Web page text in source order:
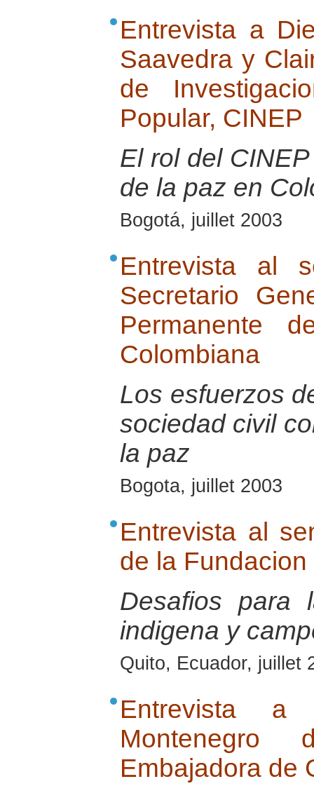
Entrevista a
Saavedra y
de
Popular, CINEP
El rol del
de la paz en
Bogotá, juillet 2003
Entrevista al
Secretario
Permanente
Colombiana
Los esfuerzos
sociedad civil
la paz
Bogota, juillet 2003
Entrevista al
de la
Desafios para
indigena y
Quito, Ecuador, juillet
Entrevista
Montenegro
Embajadora de